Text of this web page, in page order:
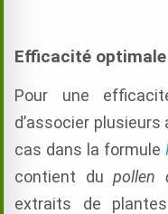
Efficacité optimale
Pour une
d’associer
cas dans la formule
contient dupollen
extraits de